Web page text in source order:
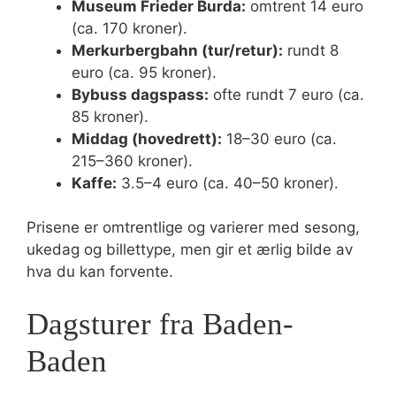
Museum Frieder Burda: omtrent 14 euro
(ca. 170 kroner).
Merkurbergbahn (tur/retur): rundt 8
euro (ca. 95 kroner).
Bybuss dagspass: ofte rundt 7 euro (ca.
85 kroner).
Middag (hovedrett): 18–30 euro (ca.
215–360 kroner).
Kaffe: 3.5–4 euro (ca. 40–50 kroner).
Prisene er omtrentlige og varierer med sesong,
ukedag og billettype, men gir et ærlig bilde av
hva du kan forvente.
Dagsturer fra Baden-
Baden